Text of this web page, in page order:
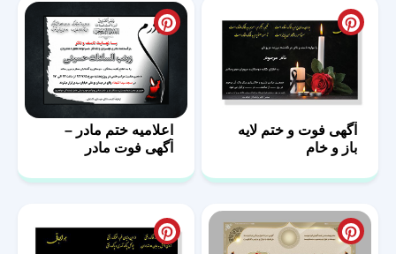
آگهی فوت و ختم لایه
باز و خام
اعلامیه ختم مادر –
آگهی فوت مادر